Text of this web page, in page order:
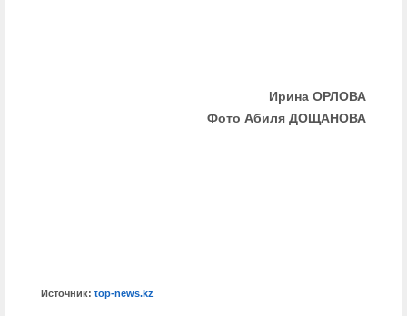
Ирина ОРЛОВА
Фото Абиля ДОЩАНОВА
Источник: top-news.kz